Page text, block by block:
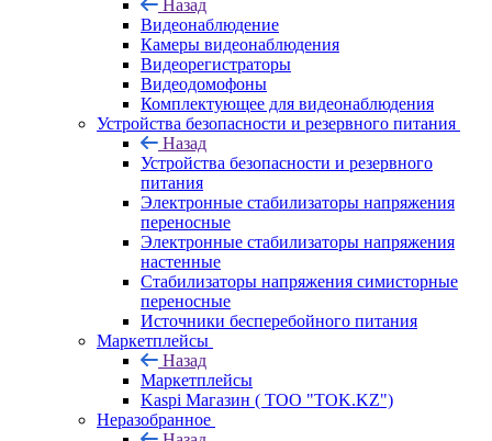
Назад
Видеонаблюдение
Камеры видеонаблюдения
Видеорегистраторы
Видеодомофоны
Комплектующее для видеонаблюдения
Устройства безопасности и резервного питания
Назад
Устройства безопасности и резервного
питания
Электронные стабилизаторы напряжения
переносные
Электронные стабилизаторы напряжения
настенные
Стабилизаторы напряжения симисторные
переносные
Источники бесперебойного питания
Маркетплейсы
Назад
Маркетплейсы
Kaspi Магазин ( ТОО "TOK.KZ")
Неразобранное